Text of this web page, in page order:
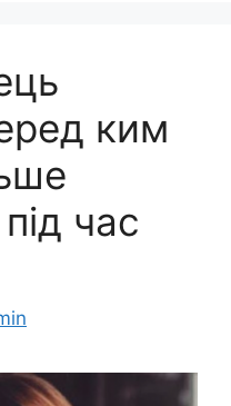
ким
час